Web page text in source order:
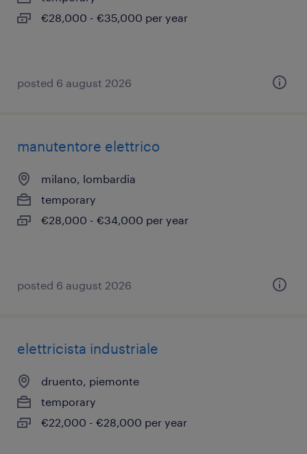
€28,000 - €35,000 per year
posted 6 august 2026
manutentore elettrico
milano, lombardia
temporary
€28,000 - €34,000 per year
posted 6 august 2026
elettricista industriale
druento, piemonte
temporary
€22,000 - €28,000 per year